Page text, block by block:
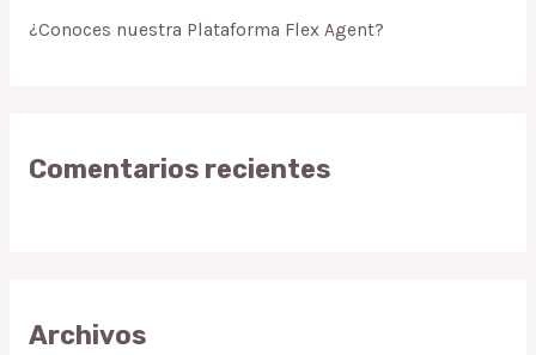
¿Conoces nuestra Plataforma Flex Agent?
Comentarios recientes
Archivos